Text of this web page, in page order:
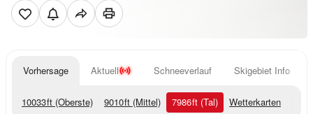
Vorhersage Aktuell Schneeverlauf Skigebiet Info
10033ft (Oberste) 9010ft (Mittel) 7986ft (Tal) Wetterkarten